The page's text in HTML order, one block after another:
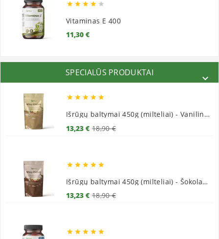
    
Vitaminas E 400
11,30 €Kaina
SPECIALŪS PRODUKTAI

    
Išrūgų baltymai 450g (milteliai) - Vaniliniai
13,23 € 18,90 €
    
Išrūgų baltymai 450g (milteliai) - Šokoladiniai
13,23 € 18,90 €
    